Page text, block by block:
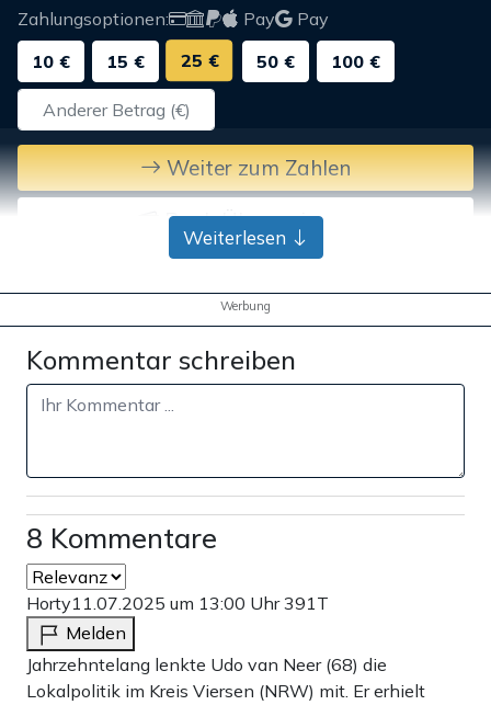
Zahlungsoptionen: Pay
Pay
10 €
15 € 25 € 50 € 100 €
Weiter zum Zahlen
Bank-Überweisung
Weiterlesen
Werbung
Kommentar schreiben
8 Kommentare
Horty11.07.2025 um 13:00 Uhr391T
Melden
Jahrzehntelang lenkte Udo van Neer (68) die
Lokalpolitik im Kreis Viersen (NRW) mit. Er erhielt